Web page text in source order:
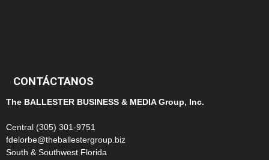
CONTÁCTANOS
The BALLESTER BUSINESS & MEDIA Group, Inc.
Central (305) 301-9751
fdelorbe@theballestergroup.biz
South & Southwest Florida